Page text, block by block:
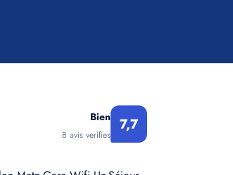
Bien
8 avis verifies
7,7